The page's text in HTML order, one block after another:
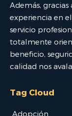
Además,
experiencia en
servicio
totalmente
beneficio,
calidad nos avala.
Tag Cloud
Adopción